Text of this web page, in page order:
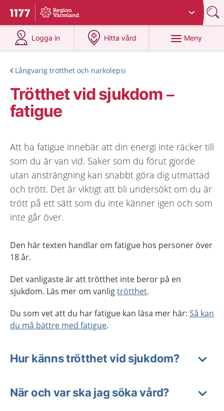
Till startsidan för 1177
Du har valt region
Logga in
på 1177.se
Hitta vård
på 1177.se
Meny
Långvarig trötthet och narkolepsi
Trötthet vid sjukdom –
fatigue
Att ha fatigue innebär att din energi inte räcker till
som du är van vid. Saker som du förut gjorde
utan ansträngning kan snabbt göra dig utmattad
och trött. Det är viktigt att bli undersökt om du är
trött på ett sätt som du inte känner igen och som
inte går över.
Den här texten handlar om fatigue hos personer över
18 år.
Det vanligaste är att trötthet inte beror på en
sjukdom. Läs mer om vanligtrötthet.
Du som vet att du har fatigue kan läsa mer här: Så kan
du må bättre med fatigue.
Hur känns trötthet vid sjukdom?
När och var ska jag söka vård?